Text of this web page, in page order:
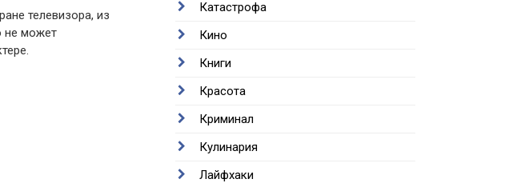
телевизора, из
не может
Катастрофа
Кино
Книги
Красота
Криминал
Кулинария
Лайфхаки